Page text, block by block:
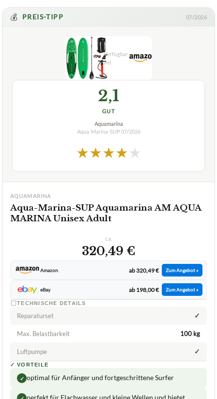
💰 PREIS-TIPP 07/2026
2,1
GUT
Aquamarina
Aqua-Marina-SUP 07/2026
★★★★★
AQUAMARINA
Aqua-Marina-SUP Aquamarina AM AQUA
MARINA Unisex Adult
ca.
320,49 €
Amazon ab 320,49 € Zum Angebot »
eBay ab 198,00 € Zum Angebot »
TECHNISCHE DETAILS
Reparaturset ✓
Max. Belastbarkeit 100 kg
Luftpumpe ✓
✓ VORTEILE
✓ optimal für Anfänger und fortgeschrittene Surfer